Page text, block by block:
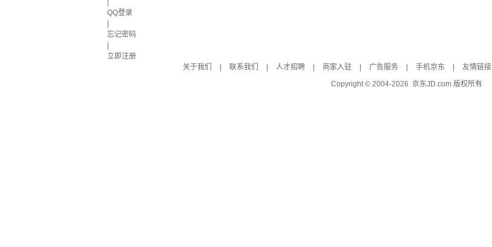
QQ登录
忘记密码
立即注册
关于我们
联系我们 人才招聘 商家入驻 广告服务 手机京东 友情链接
Copyright © 2004-2026 京东JD.com 版权所有